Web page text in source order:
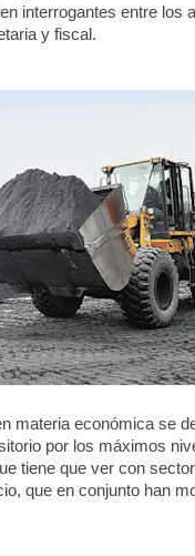
interrogantes entre los
y fiscal.
materia económica se
por los máximos
tiene que ver con
que en conjunto han